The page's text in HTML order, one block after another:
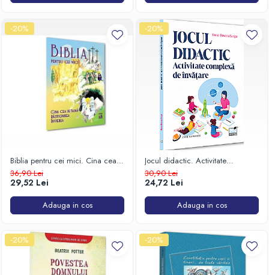
-20%
Biblia pentru cei mici. Cina cea
de taină, Răstignirea, Învierea
36,90 Lei
29,52 Lei
Adauga in cos
-20%
Jocul didactic. Activitate
complexă de învățare
30,90 Lei
24,72 Lei
Adauga in cos
-20% -20%